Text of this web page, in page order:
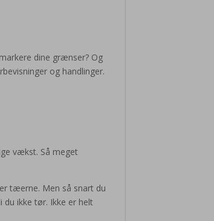
dine grænser? Og
og handlinger.
vækst. Så meget
tæerne. Men så snart du
ikke tør. Ikke er helt